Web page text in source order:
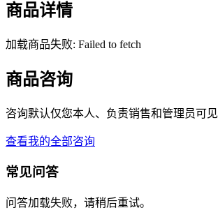
商品详情
加载商品失败: Failed to fetch
商品咨询
咨询默认仅您本人、负责销售和管理员可见
查看我的全部咨询
常见问答
问答加载失败，请稍后重试。